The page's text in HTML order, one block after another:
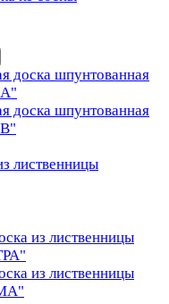
доска шпунтованная
доска шпунтованная
лиственницы
из лиственницы
из лиственницы